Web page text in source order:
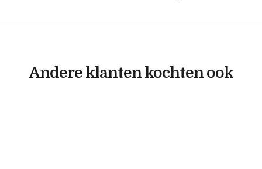
Andere klanten kochten ook